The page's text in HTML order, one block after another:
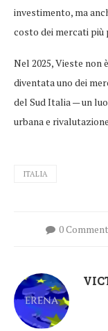
investimento, ma
costo dei mercati più
Nel 2025, Vieste non
diventata uno dei
del Sud Italia — un
urbana e
ITALIA
0